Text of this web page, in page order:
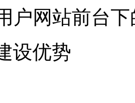
户网站前台
设优势